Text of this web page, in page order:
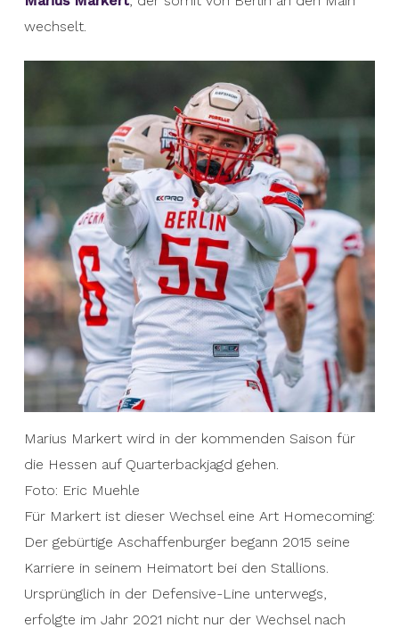
wechselt.
Marius Markert wird in der kommenden Saison für
die Hessen auf Quarterbackjagd gehen.
Foto: Eric Muehle
Für Markert ist dieser Wechsel eine Art Homecoming:
Der gebürtige Aschaffenburger begann 2015 seine
Karriere in seinem Heimatort bei den Stallions.
Ursprünglich in der Defensive-Line unterwegs,
erfolgte im Jahr 2021 nicht nur der Wechsel nach